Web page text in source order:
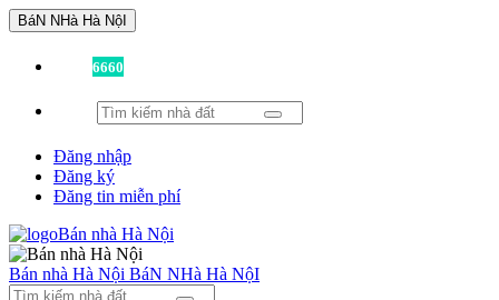
BáN NHà Hà NộI
6660
Đăng nhập
Đăng ký
Đăng tin miễn phí
Bán nhà Hà Nội BáN NHà Hà NộI